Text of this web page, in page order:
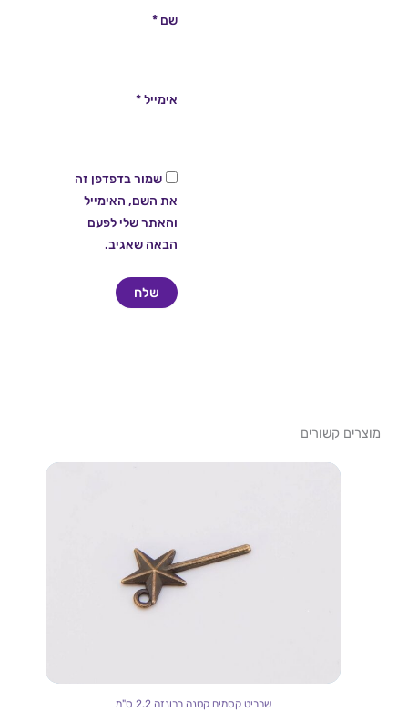
שם *
אימייל*
שמור בדפדפן זה
את השם, האימייל
והאתר שלי לפעם
הבאה שאגיב.
מוצרים קשורים
שרביט קסמים קטנה ברונזה 2.2 ס"מ